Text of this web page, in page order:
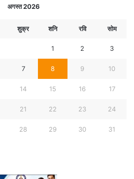
अगस्त 2026
शुक्र शनि रवि सोम
1 2 3
7 8 9 10
14 15 16 17
21 22 23 24
28 29 30 31